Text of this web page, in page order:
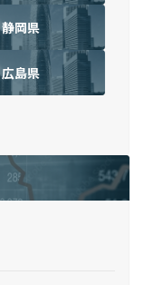
静岡県
広島県